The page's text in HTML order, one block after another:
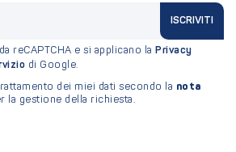
ISCRIVITI
reCAPTCHA e si applicano la Privacy
di Google.
dei miei dati secondo la nota
la gestione della richiesta.